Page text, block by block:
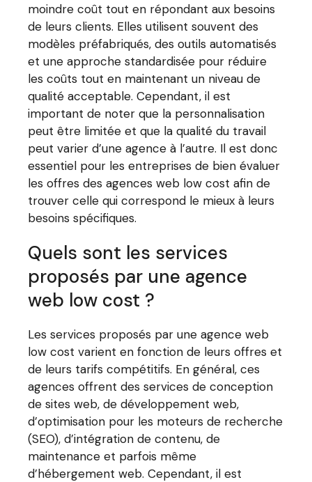
moindre coût tout en répondant aux besoins
de leurs clients. Elles utilisent souvent des
modèles préfabriqués, des outils automatisés
et une approche standardisée pour réduire
les coûts tout en maintenant un niveau de
qualité acceptable. Cependant, il est
important de noter que la personnalisation
peut être limitée et que la qualité du travail
peut varier d’une agence à l’autre. Il est donc
essentiel pour les entreprises de bien évaluer
les offres des agences web low cost afin de
trouver celle qui correspond le mieux à leurs
besoins spécifiques.
Quels sont les services
proposés par une agence
web low cost ?
Les services proposés par une agence web
low cost varient en fonction de leurs offres et
de leurs tarifs compétitifs. En général, ces
agences offrent des services de conception
de sites web, de développement web,
d’optimisation pour les moteurs de recherche
(SEO), d’intégration de contenu, de
maintenance et parfois même
d’hébergement web. Cependant, il est